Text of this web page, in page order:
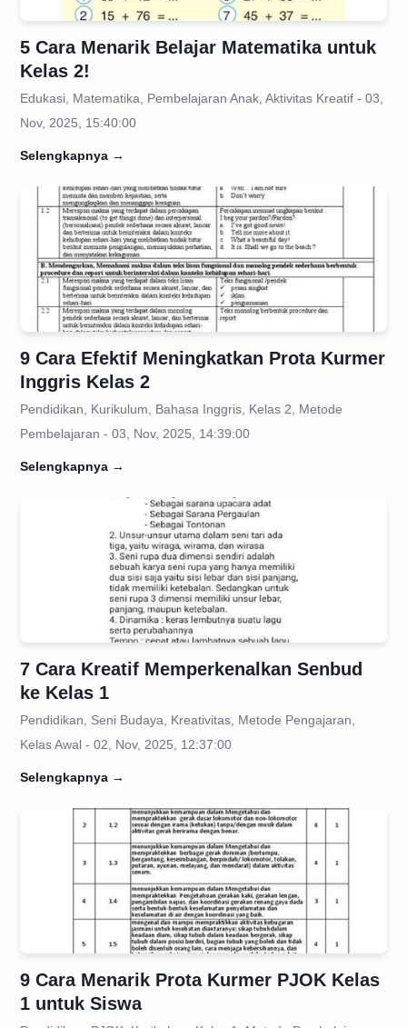
5 Cara Menarik Belajar Matematika untuk
Kelas 2!
Edukasi, Matematika, Pembelajaran Anak, Aktivitas Kreatif - 03,
Nov, 2025, 15:40:00
Selengkapnya →
9 Cara Efektif Meningkatkan Prota Kurmer
Inggris Kelas 2
Pendidikan, Kurikulum, Bahasa Inggris, Kelas 2, Metode
Pembelajaran - 03, Nov, 2025, 14:39:00
Selengkapnya →
7 Cara Kreatif Memperkenalkan Senbud
ke Kelas 1
Pendidikan, Seni Budaya, Kreativitas, Metode Pengajaran,
Kelas Awal - 02, Nov, 2025, 12:37:00
Selengkapnya →
9 Cara Menarik Prota Kurmer PJOK Kelas
1 untuk Siswa